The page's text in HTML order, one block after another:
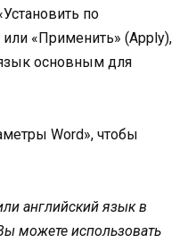
по
«Применить» (Apply),
основным для
Word», чтобы
английский язык в
можете использовать